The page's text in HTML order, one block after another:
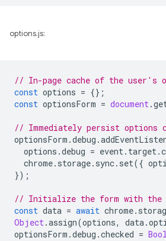
options.js:
// In-page cache of the user's
const options = {};
const optionsForm = document.
// Immediately persist options
optionsForm .debug .
options .debug = event. target.
chrome. storage. sync. set({
});
// Initialize the form with the
const data = await chrome.
Object.assign(options, data.
optionsForm .debug .checked =